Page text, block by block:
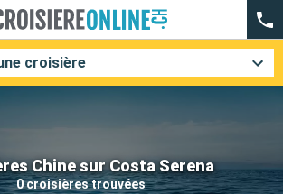
Chine sur Costa Serena
0 croisières trouvées
croisière